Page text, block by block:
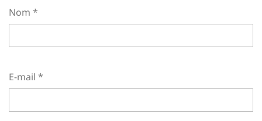
Nom *
E-mail *